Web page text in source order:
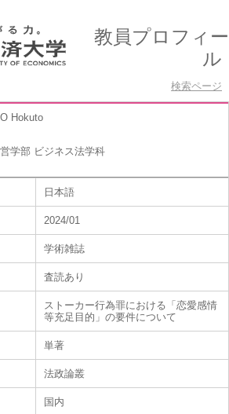
教員プロフィー
ル
検索ページ
Hokuto
学部 ビジネス法学科
日本語
2024/01
学術雑誌
査読あり
ストーカー行為罪における「恋愛感情
等充足目的」の要件について
単著
法政論叢
国内